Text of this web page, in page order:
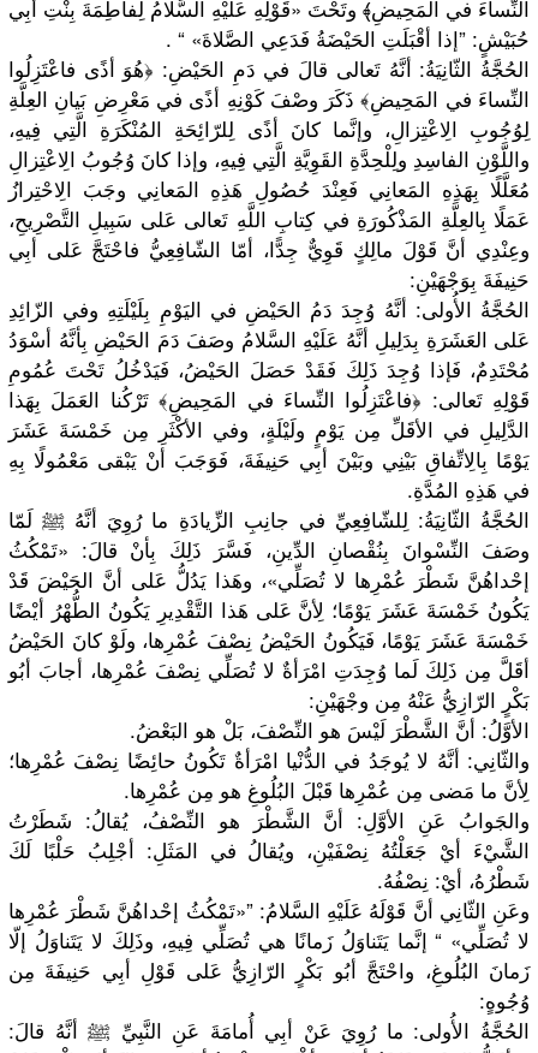
النِّساءَ في المَحِيضِ﴾ وتَحْتَ «قَوْلِهِ عَلَيْهِ السَّلامُ لِفاطِمَةَ بِنْتِ أبِي
حُبَيْشٍ: ”إذا أقْبَلَتِ الحَيْضَةُ فَدَعِي الصَّلاةَ» “ .
الحُجَّةُ الثّانِيَةُ: أنَّهُ تَعالى قالَ في دَمِ الحَيْضِ: ﴿هُوَ أذًى فاعْتَزِلُوا
النِّساءَ في المَحِيضِ﴾ ذَكَرَ وصْفَ كَوْنِهِ أذًى في مَعْرِضِ بَيانِ العِلَّةِ
لِوُجُوبِ الِاعْتِزالِ، وإنَّما كانَ أذًى لِلرّائِحَةِ المُنْكَرَةِ الَّتِي فِيهِ،
واللَّوْنِ الفاسِدِ ولِلْحِدَّةِ القَوِيَّةِ الَّتِي فِيهِ، وإذا كانَ وُجُوبُ الِاعْتِزالِ
مُعَلَّلًا بِهَذِهِ المَعانِي فَعِنْدَ حُصُولِ هَذِهِ المَعانِي وجَبَ الِاحْتِرازُ
عَمَلًا بِالعِلَّةِ المَذْكُورَةِ في كِتابِ اللَّهِ تَعالى عَلى سَبِيلِ التَّصْرِيحِ،
وعِنْدِي أنَّ قَوْلَ مالِكٍ قَوِيٌّ جِدًّا، أمّا الشّافِعِيُّ فاحْتَجَّ عَلى أبِي
حَنِيفَةَ بِوَجْهَيْنِ:
الحُجَّةُ الأُولى: أنَّهُ وُجِدَ دَمُ الحَيْضِ في اليَوْمِ بِلَيْلَتِهِ وفي الزّائِدِ
عَلى العَشَرَةِ بِدَلِيلِ أنَّهُ عَلَيْهِ السَّلامُ وصَفَ دَمَ الحَيْضِ بِأنَّهُ أسْوَدُ
مُحْتَدِمٌ، فَإذا وُجِدَ ذَلِكَ فَقَدْ حَصَلَ الحَيْضُ، فَيَدْخُلُ تَحْتَ عُمُومِ
قَوْلِهِ تَعالى: ﴿فاعْتَزِلُوا النِّساءَ في المَحِيضِ﴾ تَرْكُنا العَمَلَ بِهَذا
الدَّلِيلِ في الأقَلِّ مِن يَوْمٍ ولَيْلَةٍ، وفي الأكْثَرِ مِن خَمْسَةَ عَشَرَ
يَوْمًا بِالِاتِّفاقِ بَيْنِي وبَيْنَ أبِي حَنِيفَةَ، فَوَجَبَ أنْ يَبْقى مَعْمُولًا بِهِ
في هَذِهِ المُدَّةِ.
الحُجَّةُ الثّانِيَةُ: لِلشّافِعِيِّ في جانِبِ الزِّيادَةِ ما رُوِيَ أنَّهُ ﷺ لَمّا
وصَفَ النِّسْوانَ بِنُقْصانِ الدِّينِ، فَسَّرَ ذَلِكَ بِأنْ قالَ: «تَمْكُثُ
إحْداهُنَّ شَطْرَ عُمْرِها لا تُصَلِّي»، وهَذا يَدُلُّ عَلى أنَّ الحَيْضَ قَدْ
يَكُونُ خَمْسَةَ عَشَرَ يَوْمًا؛ لِأنَّ عَلى هَذا التَّقْدِيرِ يَكُونُ الطُّهْرُ أيْضًا
خَمْسَةَ عَشَرَ يَوْمًا، فَيَكُونُ الحَيْضُ نِصْفَ عُمْرِها، ولَوْ كانَ الحَيْضُ
أقَلَّ مِن ذَلِكَ لَما وُجِدَتِ امْرَأةٌ لا تُصَلِّي نِصْفَ عُمْرِها، أجابَ أبُو
بَكْرٍ الرّازِيُّ عَنْهُ مِن وجْهَيْنِ:
الأوَّلُ: أنَّ الشَّطْرَ لَيْسَ هو النِّصْفَ، بَلْ هو البَعْضُ.
والثّانِي: أنَّهُ لا يُوجَدُ في الدُّنْيا امْرَأةٌ تَكُونُ حائِضًا نِصْفَ عُمْرِها؛
لِأنَّ ما مَضى مِن عُمْرِها قَبْلَ البُلُوغِ هو مِن عُمْرِها.
والجَوابُ عَنِ الأوَّلِ: أنَّ الشَّطْرَ هو النِّصْفُ، يُقالُ: شَطَرْتُ
الشَّيْءَ أيْ جَعَلْتُهُ نِصْفَيْنِ، ويُقالُ في المَثَلِ: أجْلِبُ حَلْبًا لَكَ
شَطْرُهُ، أيْ: نِصْفُهُ.
وعَنِ الثّانِي أنَّ قَوْلَهُ عَلَيْهِ السَّلامُ: ”«تَمْكُثُ إحْداهُنَّ شَطْرَ عُمْرِها
لا تُصَلِّي» “ إنَّما يَتَناوَلُ زَمانًا هي تُصَلِّي فِيهِ، وذَلِكَ لا يَتَناوَلُ إلّا
زَمانَ البُلُوغِ، واحْتَجَّ أبُو بَكْرٍ الرّازِيُّ عَلى قَوْلِ أبِي حَنِيفَةَ مِن
وُجُوهٍ:
الحُجَّةُ الأُولى: ما رُوِيَ عَنْ أبِي أُمامَةَ عَنِ النَّبِيِّ ﷺ أنَّهُ قالَ: